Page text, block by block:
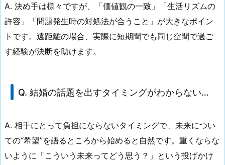
A. 決め手は様々ですが、「価値観の一致」「生活リズムの
許容」「問題発生時の対処法が合うこと」が大きなポイン
トです。遠距離の場合、実際に短期間でも同じ空間で過ご
す経験が決断を助けます。
Q. 結婚の話題を出すタイミングがわからない…
A. 相手にとって負担にならないタイミングで、未来につい
ての“希望”を語るところから始めると自然です。重くならな
いように「こういう未来ってどう思う？」という投げかけ